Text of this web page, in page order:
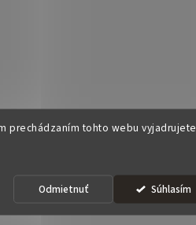
prechádzaním tohto webu vyjadrujete
Odmietnuť Súhlasím